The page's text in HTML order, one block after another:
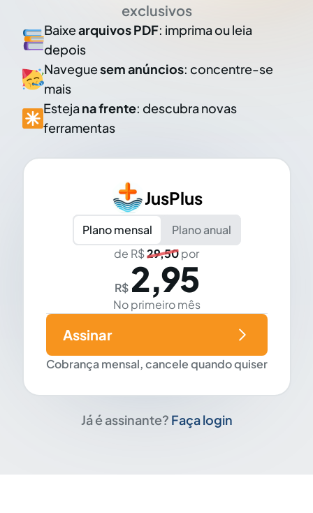
exclusivos
Baixearquivos PDF: imprima ou leia
depois
Naveguesem anúncios: concentre-se
mais
Esteja na frente: descubra novas
ferramentas
JusPlus
Plano mensal
Plano anual
de R$29,50por
R$ 2,95
No primeiro mês
Cobrança mensal, cancele quando quiser
Assinar
Já é assinante? Faça login